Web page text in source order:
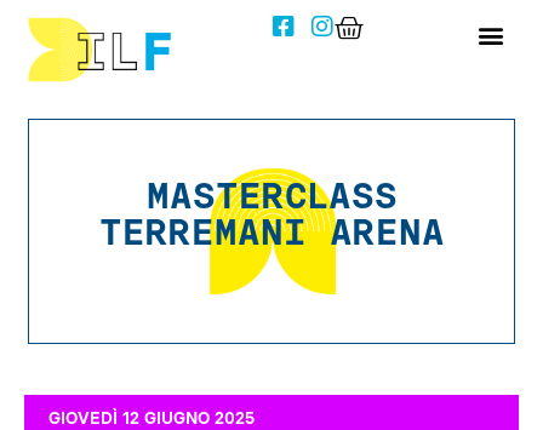
MASTERCLASS
TERREMANI ARENA
GIOVEDÌ 12 GIUGNO 2025